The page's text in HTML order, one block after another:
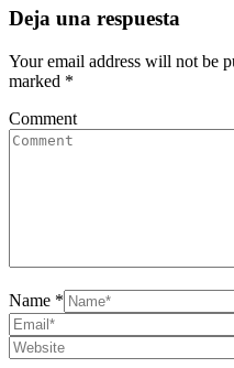
Deja una respuesta
Your email address will not be
marked *
Comment
Name *